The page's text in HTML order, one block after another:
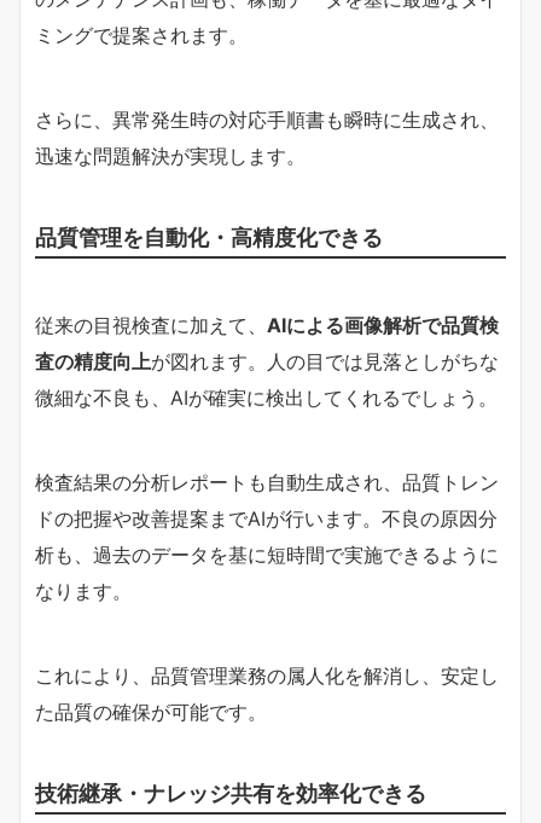
ミングで提案されます。
さらに、異常発生時の対応手順書も瞬時に生成され、
迅速な問題解決が実現します。
品質管理を自動化・高精度化できる
従来の目視検査に加えて、 AIによる画像解析で品質検
査の精度向上が図れます。人の目では見落としがちな
微細な不良も、AIが確実に検出してくれるでしょう。
検査結果の分析レポートも自動生成され、品質トレン
ドの把握や改善提案までAIが行います。不良の原因分
析も、過去のデータを基に短時間で実施できるように
なります。
これにより、品質管理業務の属人化を解消し、安定し
た品質の確保が可能です。
技術継承・ナレッジ共有を効率化できる